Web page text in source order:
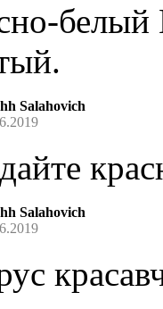
белый
Salahovich
Salahovich